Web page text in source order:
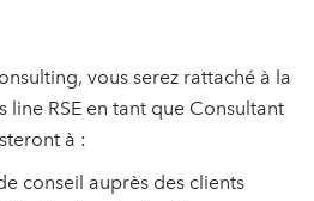
vous serez rattaché à la
line RSE en tant que Consultant
à :
conseil auprès des clients